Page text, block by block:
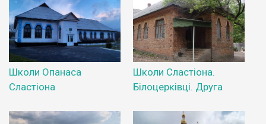
Школи Опанаса
Сластіона
Школи Сластіона.
Білоцерківці. Друга